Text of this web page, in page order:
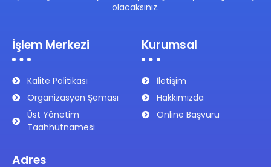
olacaksınız.
İşlem Merkezi
Kalite Politikası
Organizasyon Şeması
Üst Yönetim
Taahhütnamesi
Kurumsal
İletişim
Hakkımızda
Online Başvuru
Adres